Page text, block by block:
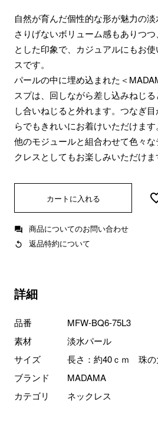
自然が育んだ個性的な形が魅力の淡
さりげないボリューム感もありつ
とした印象で、カジュアルにもお
スです。
パールの中に埋め込まれた＜
スプは、回しながら差し込みねじ
し合いねじると外れます。つなぎ
らでもきれいにお着けいただけます。
他のモジュールと組合わせて色々
クレスとしてもお楽しみいただけま
カートに入れる
商品についてのお問い合わせ
返品特約について
詳細
品番
MFW-BQ6-75L3
素材
淡水パール
サイズ
長さ：約40ｃｍ 珠
ブランド
MADAMA
カテゴリ
ネックレス